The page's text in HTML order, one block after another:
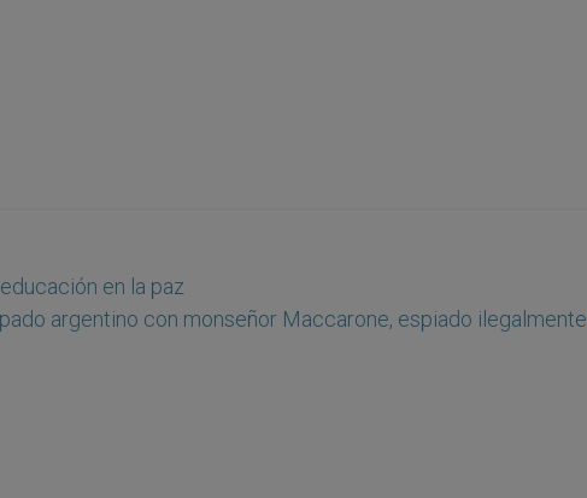
en la paz
argentino con monseñor Maccarone, espiado ilegalmente